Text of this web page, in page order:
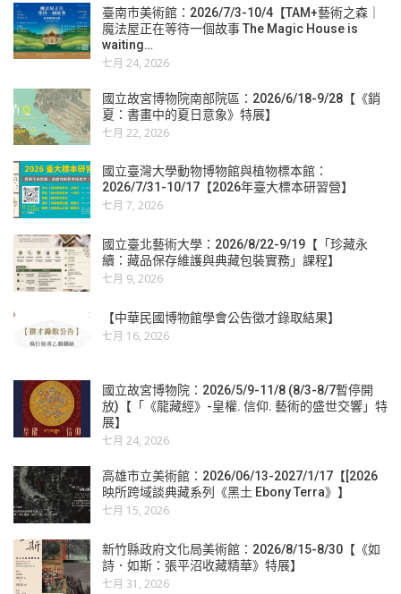
臺南市美術館：2026/7/3-10/4【TAM+藝術之森｜
魔法屋正在等待一個故事 The Magic House is
waiting…
七月 24, 2026
國立故宮博物院南部院區：2026/6/18-9/28【《銷
夏：書畫中的夏日意象》特展】
七月 22, 2026
國立臺灣大學動物博物館與植物標本館：
2026/7/31-10/17【2026年臺大標本研習營】
七月 7, 2026
國立臺北藝術大學：2026/8/22-9/19【「珍藏永
續：藏品保存維護與典藏包裝實務」課程】
七月 9, 2026
【中華民國博物館學會公告徵才錄取結果】
七月 16, 2026
國立故宮博物院：2026/5/9-11/8 (8/3-8/7暫停開
放)【「《龍藏經》-皇權. 信仰. 藝術的盛世交響」特
展】
七月 24, 2026
高雄市立美術館：2026/06/13-2027/1/17【[2026
映所跨域談典藏系列《黑土 Ebony Terra》】
七月 15, 2026
新竹縣政府文化局美術館：2026/8/15-8/30【《如
詩．如斯：張平沼收藏精華》特展】
七月 31, 2026